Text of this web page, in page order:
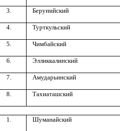
3. Берунийский
4. Турткульский
5. Чимбайский
6. Элликкалинский
7. Амударьинский
8. Тахиаташский
1. Шуманайский